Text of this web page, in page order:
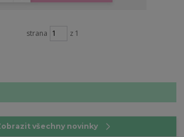
všechny novinky
strana z 1